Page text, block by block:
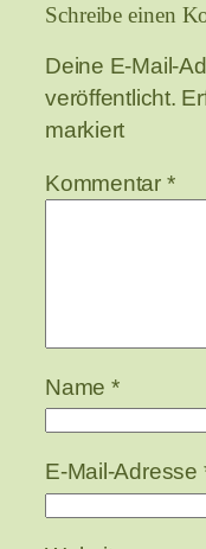
Schreibe einen
Deine E-Mail-
veröffentlicht.
markiert
Kommentar *
Name *
E-Mail-Adresse